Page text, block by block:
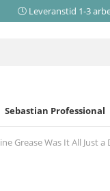
Leveranstid 1-3
Sebastian Professional
Grease Was It All Just a